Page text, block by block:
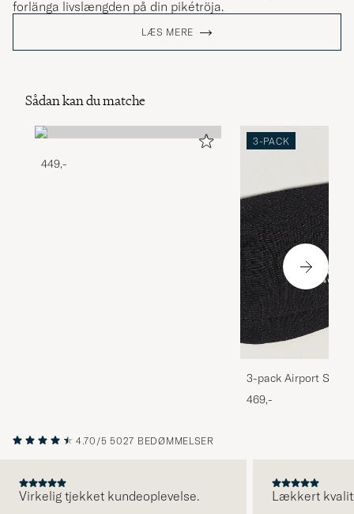
forlänga livslængden på din pikétröja.
LÆS MERE
Sådan kan du matche
449,-
3-PACK
3-pack Airport
Melange
469,-
4.70/5 5027 BEDØMMELSER
Virkelig tjekket kundeoplevelse. Lækkert